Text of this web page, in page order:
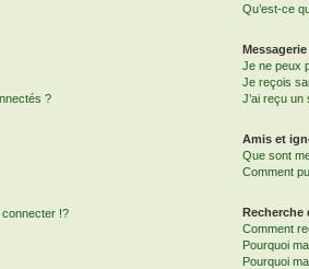
?
connecter !?
Qu’est-ce
Je ne peux
Je reçois
J’ai reçu un
Amis et
Que sont
Comment
Recherche
Comment
Pourquoi
Pourquoi